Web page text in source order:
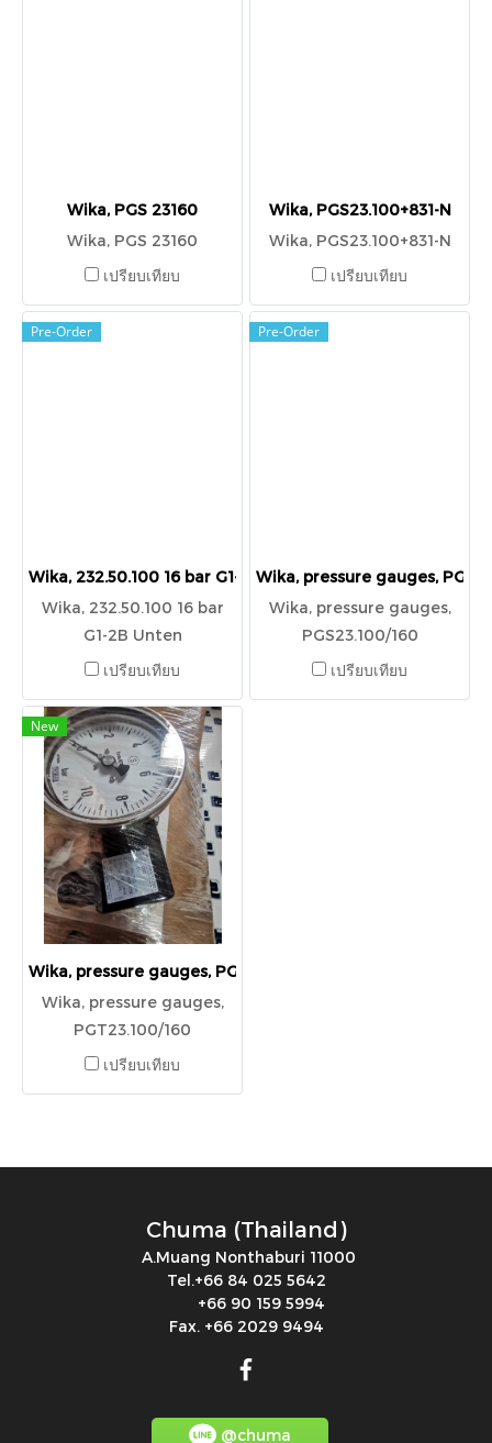
Wika, PGS 23160
Wika, PGS 23160
เปรียบเทียบ
Wika, PGS23.100+831-N
Wika, PGS23.100+831-N
เปรียบเทียบ
Pre-Order
Wika, 232.50.100 16 bar G1-2B Unten
Wika, 232.50.100 16 bar
G1-2B Unten
เปรียบเทียบ
Pre-Order
Wika, pressure gauges,
Wika, pressure gauges,
PGS23.100/160
เปรียบเทียบ
New
Wika, pressure gauges, PGT23.100/160
Wika, pressure gauges,
PGT23.100/160
เปรียบเทียบ
Chuma (Thailand)
A.Muang Nonthaburi 11000
Tel.+66 84 025 5642
+66 90 159 5994
Fax. +66 2029 9494
@chuma